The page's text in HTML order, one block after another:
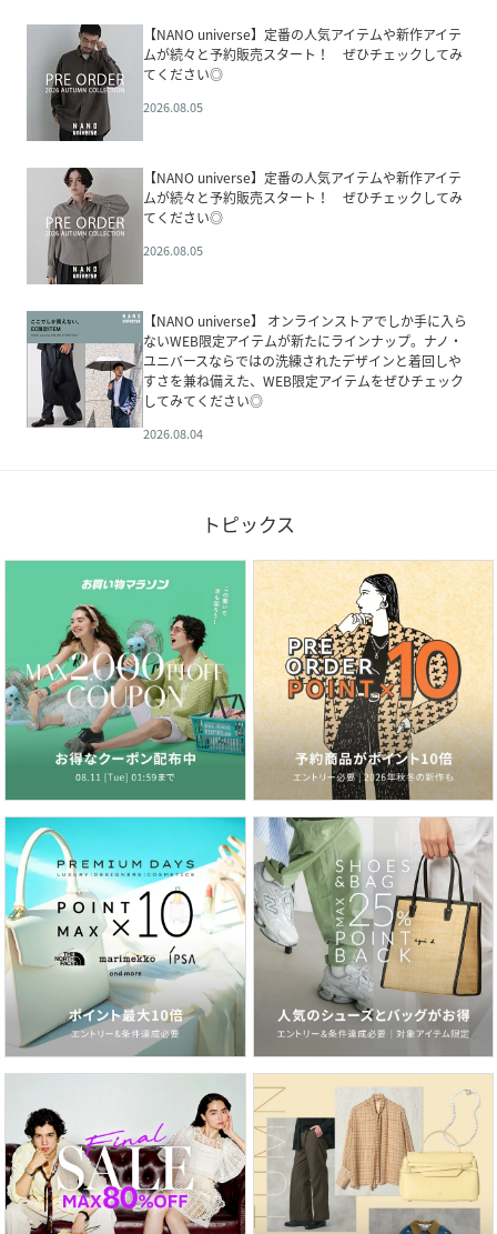
【NANO universe】定番の人気アイテムや新作アイテ
ムが続々と予約販売スタート！ ぜひチェックしてみ
てください◎
2026.08.05
【NANO universe】定番の人気アイテムや新作アイテ
ムが続々と予約販売スタート！ ぜひチェックしてみ
てください◎
2026.08.05
【NANO universe】 オンラインストアでしか手に入ら
ないWEB限定アイテムが新たにラインナップ。ナノ・
ユニバースならではの洗練されたデザインと着回しや
すさを兼ね備えた、WEB限定アイテムをぜひチェック
してみてください◎
2026.08.04
トピックス